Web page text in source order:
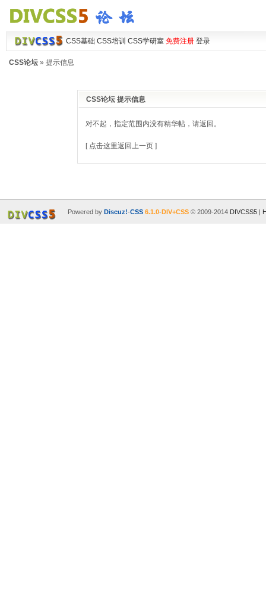
CSS基础 CSS培训 CSS学研室 免费注册 登录
CSS论坛» 提示信息
CSS论坛 提示信息
对不起，指定范围内没有精华帖，请返回。
[ 点击这里返回上一页 ]
Powered by Discuz!-CSS 6.1.0-DIV+CSS© 2009-2014 DIVCSS5|